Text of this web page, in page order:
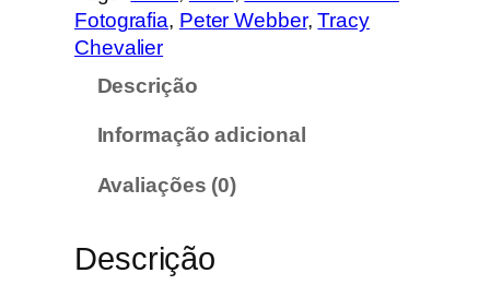
d
a
p
Fotografia, Peter Webber, Tracy
Chevalier
Descrição
Informação adicional
Avaliações (0)
Descrição